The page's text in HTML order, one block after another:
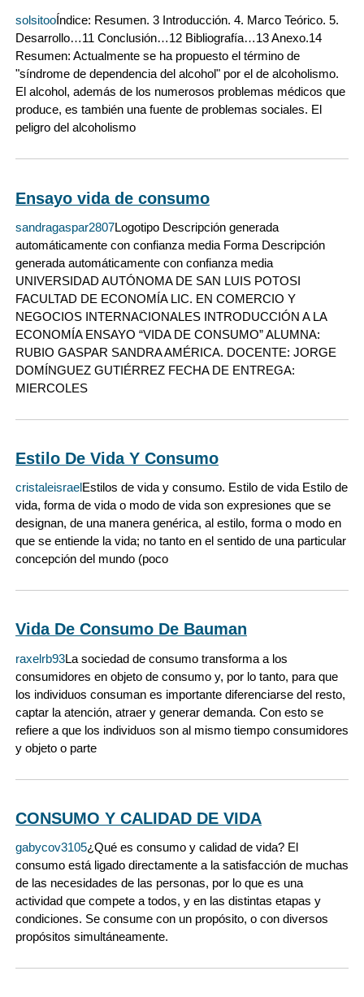
solsitoo Índice: Resumen. 3 Introducción. 4. Marco Teórico. 5.
Desarrollo…11 Conclusión…12 Bibliografía…13 Anexo.14
Resumen: Actualmente se ha propuesto el término de
"síndrome de dependencia del alcohol" por el de alcoholismo.
El alcohol, además de los numerosos problemas médicos que
produce, es también una fuente de problemas sociales. El
peligro del alcoholismo
Ensayo vida de consumo
sandragaspar2807Logotipo Descripción generada
automáticamente con confianza media Forma Descripción
generada automáticamente con confianza media
UNIVERSIDAD AUTÓNOMA DE SAN LUIS POTOSI
FACULTAD DE ECONOMÍA LIC. EN COMERCIO Y
NEGOCIOS INTERNACIONALES INTRODUCCIÓN A LA
ECONOMÍA ENSAYO “VIDA DE CONSUMO” ALUMNA:
RUBIO GASPAR SANDRA AMÉRICA. DOCENTE: JORGE
DOMÍNGUEZ GUTIÉRREZ FECHA DE ENTREGA:
MIERCOLES
Estilo De Vida Y Consumo
cristaleisraelEstilos de vida y consumo. Estilo de vida Estilo de
vida, forma de vida o modo de vida son expresiones que se
designan, de una manera genérica, al estilo, forma o modo en
que se entiende la vida; no tanto en el sentido de una particular
concepción del mundo (poco
Vida De Consumo De Bauman
raxelrb93La sociedad de consumo transforma a los
consumidores en objeto de consumo y, por lo tanto, para que
los individuos consuman es importante diferenciarse del resto,
captar la atención, atraer y generar demanda. Con esto se
refiere a que los individuos son al mismo tiempo consumidores
y objeto o parte
CONSUMO Y CALIDAD DE VIDA
gabycov3105¿Qué es consumo y calidad de vida? El
consumo está ligado directamente a la satisfacción de muchas
de las necesidades de las personas, por lo que es una
actividad que compete a todos, y en las distintas etapas y
condiciones. Se consume con un propósito, o con diversos
propósitos simultáneamente.